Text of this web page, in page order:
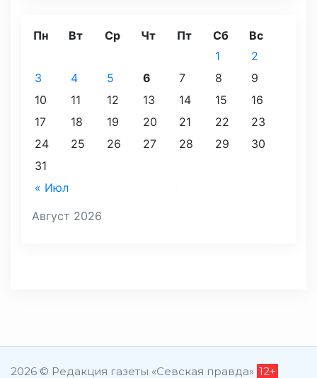
Август 2026
Пн Вт Ср Чт Пт Сб Вс
« Июл
1
2
3
4 5 6 7 8
9
10
11 12 13 14 15
16
17
18 19 20 21 22
23
24
25 26 27 28 29
30
31
2026 © Редакция газеты «Севская правда» 12+